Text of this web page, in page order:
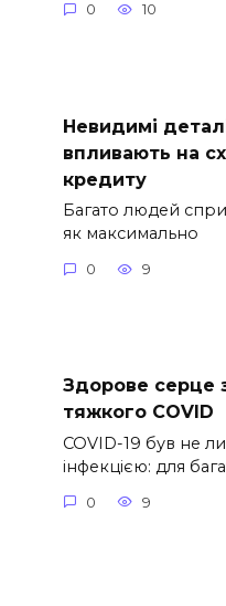
0 10
Невидимі
впливають на
кредиту
Багато людей
як максимально
0 9
Здорове серце
тяжкого COVID
COVID-19 був не
інфекцією: для
0 9